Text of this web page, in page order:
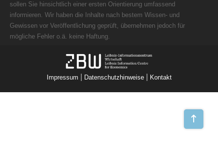
sollen Sie hinsichtlich einer ersten Orientierung umfassend
informieren. Wir haben die Inhalte nach bestem Wissen- und
Gewissen vor Veröffentlichung geprüft, übernehmen jedoch für
mögliche Fehler o.ä. keine Haftung.
Impressum Datenschutzhinweise| Kontakt